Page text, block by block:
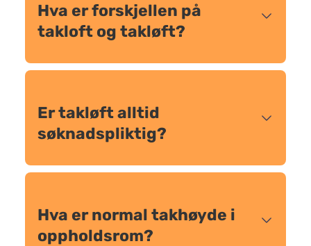
Hva er forskjellen på
takloft og takløft?
Er takløft alltid
søknadspliktig?
Hva er normal takhøyde i
oppholdsrom?